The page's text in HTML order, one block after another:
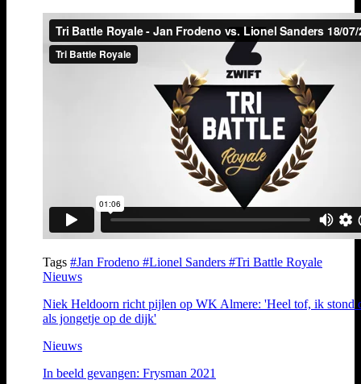
Tags #Jan Frodeno #Lionel Sanders #Tri Battle Royale
Nieuws
Niek Heldoorn richt pijlen op WK Almere: 'Heel tof, ik stond
als jongetje op de dijk'
Nieuws
In beeld gevangen: Frysman 2021